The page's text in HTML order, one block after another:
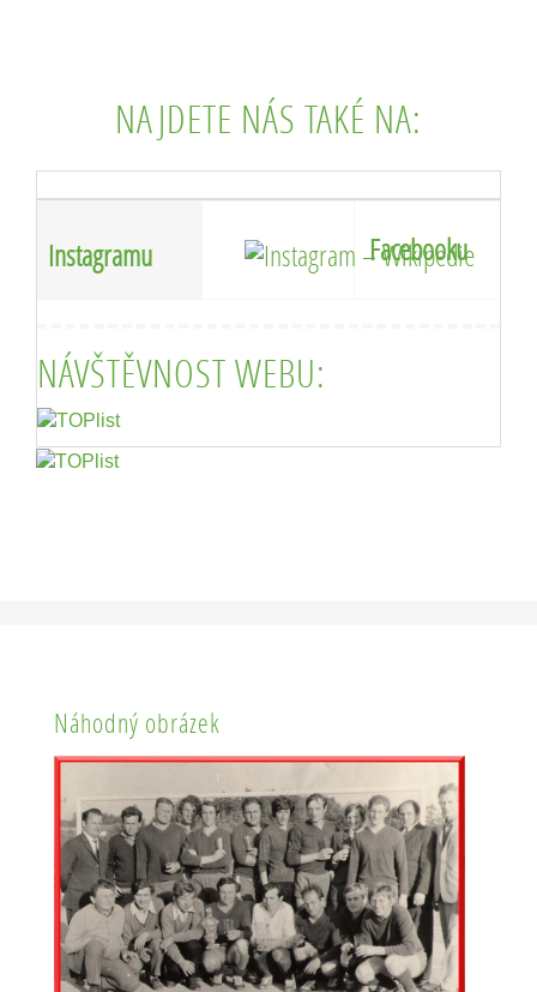
NAJDETE NÁS TAKÉ NA:
Instagramu Facebooku
NÁVŠTĚVNOST WEBU:
Náhodný obrázek